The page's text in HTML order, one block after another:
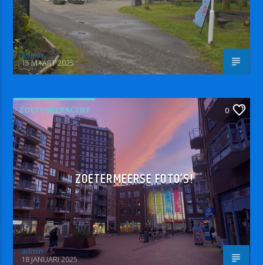
admin
15 MAART 2025
ZOETRMEERACTIEF 0
ZOETERMEERSE FOTO’S!
admin
18 JANUARI 2025